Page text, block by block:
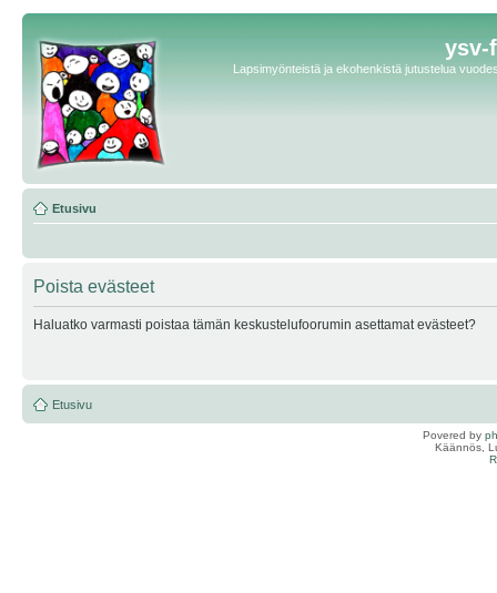
ysv-
Lapsimyönteistä ja ekohenkistä jutustelua
Etusivu
Poista evästeet
Haluatko varmasti poistaa tämän keskustelufoorumin asettamat evästeet?
Etusivu
Povered by
Käännös,